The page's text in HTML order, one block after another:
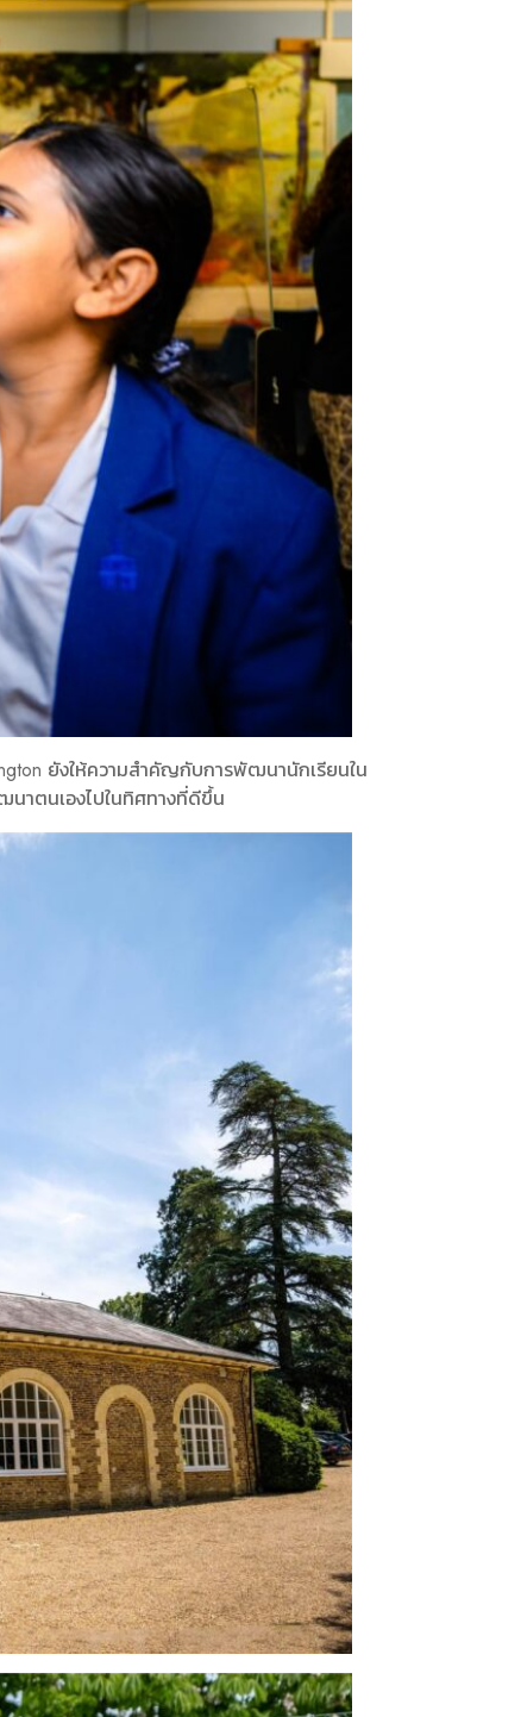
ยังให้ความสำคัญกับการพัฒนานักเรียนใน
นาตนเองไปในทิศทางที่ดีขึ้น